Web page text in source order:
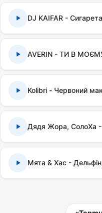
DJ KAIFAR - Сигарета
AVERIN - ТИ В
Kolibri - Червоний
Дядя Жора, СолоХа -
Мята & Хас -